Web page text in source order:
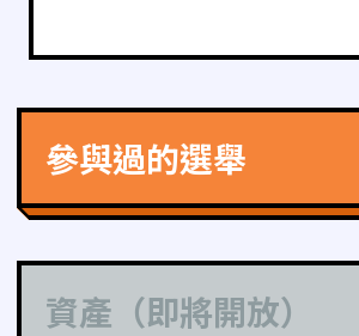
參與過的選舉
資產（即將開放）